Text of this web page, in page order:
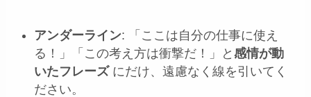
アンダーライン: 「ここは自分の仕事に使え
る！」「この考え方は衝撃だ！」と感情が動
いたフレーズにだけ、遠慮なく線を引いてく
ださい。